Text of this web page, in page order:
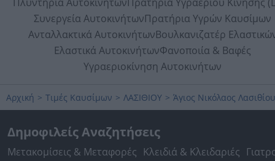
Συνεργεία ΑυτοκινήτωνΠρατήρια Υγρών Καυσίμων
Ανταλλακτικά ΑυτοκινήτωνΒουλκανιζατέρ
Ελαστικά ΑυτοκινήτωνΦανοποιία & Βαφές
Υγραεριοκίνηση Αυτοκινήτων
Αρχική > Τιμές Καυσίμων > ΛΑΣΙΘΙΟΥ > Άγιος Νικόλαος Λασιθίου
Δημοφιλείς Αναζητήσεις
Μετακομίσεις & Μεταφορές Κλειδιά & Κλειδαριές